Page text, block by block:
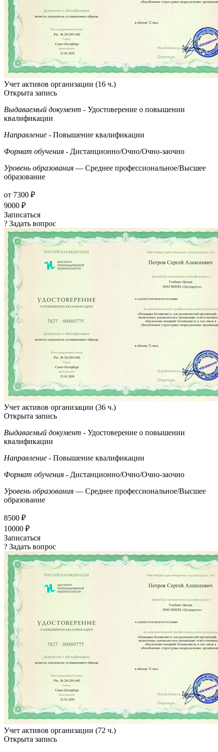
Учет активов организации (16 ч.)
Открыта запись
Выдаваемый документ - Удостоверение о повышении
квалификации
Направление - Повышение квалификации
Формат обучения - Дистанционно/Очно/Очно-заочно
Уровень образования — Среднее профессиональное/Высшее
образование
от 7300 ₽
9000 ₽
Записаться
? Задать вопрос
Учет активов организации (36 ч.)
Открыта запись
Выдаваемый документ - Удостоверение о повышении
квалификации
Направление - Повышение квалификации
Формат обучения - Дистанционно/Очно/Очно-заочно
Уровень образования — Среднее профессиональное/Высшее
образование
8500 ₽
10000 ₽
Записаться
? Задать вопрос
Учет активов организации (72 ч.)
Открыта запись